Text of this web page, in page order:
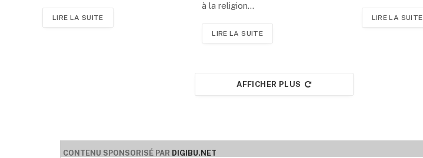
LIRE LA SUITE
à la religion…
LIRE LA SUITE
LIRE LA SUITE
AFFICHER PLUS
CONTENU SPONSORISÉ PAR DIGIBU.NET